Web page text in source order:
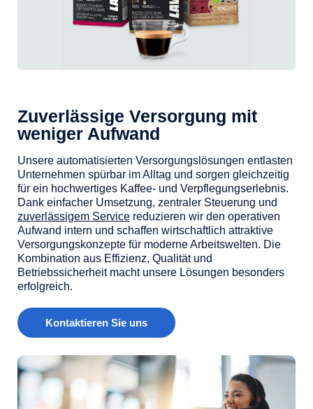
Zuverlässige Versorgung mit
weniger Aufwand
Unsere automatisierten Versorgungslösungen entlasten
Unternehmen spürbar im Alltag und sorgen gleichzeitig
für ein hochwertiges Kaffee- und Verpflegungserlebnis.
Dank einfacher Umsetzung, zentraler Steuerung und
zuverlässigem Service reduzieren wir den operativen
Aufwand intern und schaffen wirtschaftlich attraktive
Versorgungskonzepte für moderne Arbeitswelten. Die
Kombination aus Effizienz, Qualität und
Betriebssicherheit macht unsere Lösungen besonders
erfolgreich.
Kontaktieren Sie uns